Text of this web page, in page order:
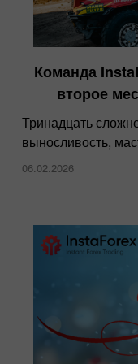
Команда
второе
Тринадцать
выносливость,
06.02.2026